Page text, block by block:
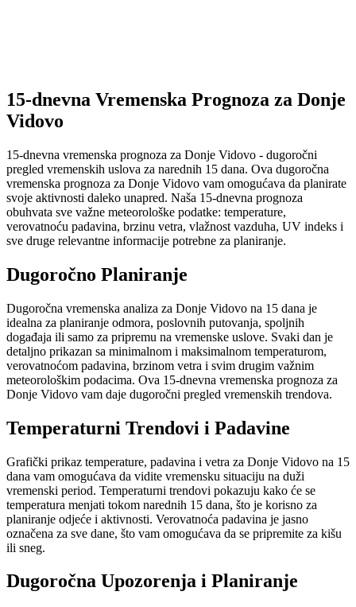
15-dnevna Vremenska Prognoza za Donje
Vidovo
15-dnevna vremenska prognoza za Donje Vidovo - dugoročni
pregled vremenskih uslova za narednih 15 dana. Ova dugoročna
vremenska prognoza za Donje Vidovo vam omogućava da planirate
svoje aktivnosti daleko unapred. Naša 15-dnevna prognoza
obuhvata sve važne meteorološke podatke: temperature,
verovatnoću padavina, brzinu vetra, vlažnost vazduha, UV indeks i
sve druge relevantne informacije potrebne za planiranje.
Dugoročno Planiranje
Dugoročna vremenska analiza za Donje Vidovo na 15 dana je
idealna za planiranje odmora, poslovnih putovanja, spoljnih
događaja ili samo za pripremu na vremenske uslove. Svaki dan je
detaljno prikazan sa minimalnom i maksimalnom temperaturom,
verovatnoćom padavina, brzinom vetra i svim drugim važnim
meteorološkim podacima. Ova 15-dnevna vremenska prognoza za
Donje Vidovo vam daje dugoročni pregled vremenskih trendova.
Temperaturni Trendovi i Padavine
Grafički prikaz temperature, padavina i vetra za Donje Vidovo na 15
dana vam omogućava da vidite vremensku situaciju na duži
vremenski period. Temperaturni trendovi pokazuju kako će se
temperatura menjati tokom narednih 15 dana, što je korisno za
planiranje odjeće i aktivnosti. Verovatnoća padavina je jasno
označena za sve dane, što vam omogućava da se pripremite za kišu
ili sneg.
Dugoročna Upozorenja i Planiranje